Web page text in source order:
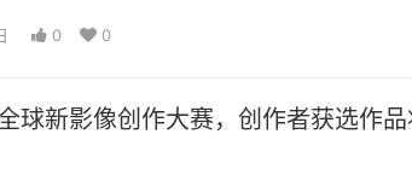
0 0
球新影像创作大赛，创作者获选作品